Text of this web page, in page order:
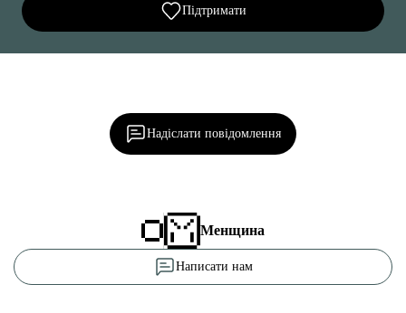
Підтримати
Надіслати повідомлення
Менщина
Написати нам